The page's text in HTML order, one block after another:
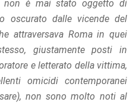
non è mai stato oggetto di
oscurato dalle vicende del
attraversava Roma in quei
giustamente posti in
e letterato della vittima,
omicidi contemporanei
non sono molto noti al